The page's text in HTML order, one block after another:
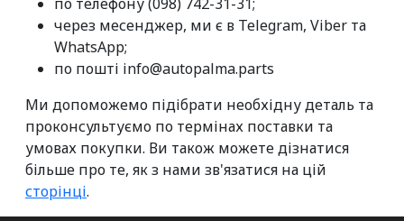
через месенджер, ми є в Telegram, Viber та
WhatsApp;
по пошті info@autopalma.parts
Ми допоможемо підібрати необхідну деталь та
проконсультуємо по термінах поставки та
умовах покупки. Ви також можете дізнатися
більше про те, як з нами зв'язатися на цій
сторінці.